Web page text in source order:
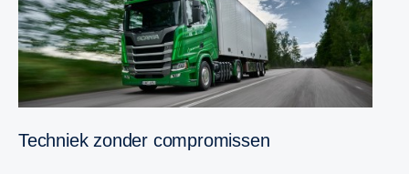
Techniek zonder compromissen